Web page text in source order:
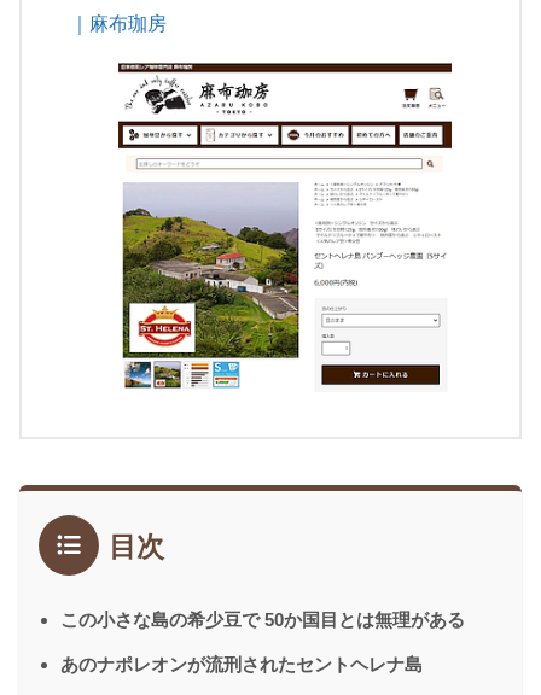
｜麻布珈房
目次
この小さな島の希少豆で 50か国目とは無理がある
あのナポレオンが流刑されたセントヘレナ島